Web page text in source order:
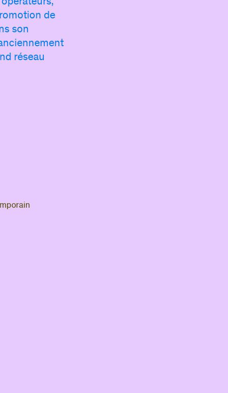
membre du CIPAC
et d’informations qui vous sont
dédiés.
avez déjà déposé une annonce
vous pour accéder à votre compte.
de
son
réseau